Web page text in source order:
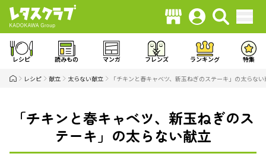
レシピ 読みもの マンガ フレンズ ランキング 特集
レシピ 献立 太らない献立 「チキンと春キャベツ、新玉ねぎのステーキ」の太らない
「チキンと春キャベツ、新玉ねぎのス
テーキ」の太らない献立